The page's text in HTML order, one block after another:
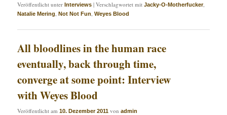
Veröffentlicht unter Interviews |Verschlagwortet mit Jacky-O-Motherfucker,
Natalie Mering,Not Not Fun,Weyes Blood
All bloodlines in the human race
eventually, back through time,
converge at some point: Interview
with Weyes Blood
Veröffentlicht am10. Dezember 2011 vonadmin